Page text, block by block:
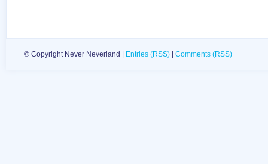
© Copyright Never Neverland | Entries (RSS) Comments (RSS)